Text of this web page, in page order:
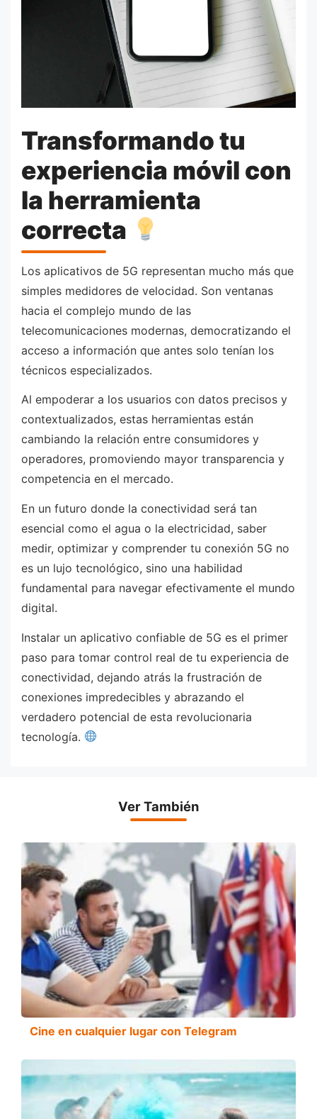
Transformando tu
experiencia móvil con
la herramienta
correcta
Los aplicativos de 5G representan mucho más que
simples medidores de velocidad. Son ventanas
hacia el complejo mundo de las
telecomunicaciones modernas, democratizando el
acceso a información que antes solo tenían los
técnicos especializados.
Al empoderar a los usuarios con datos precisos y
contextualizados, estas herramientas están
cambiando la relación entre consumidores y
operadores, promoviendo mayor transparencia y
competencia en el mercado.
En un futuro donde la conectividad será tan
esencial como el agua o la electricidad, saber
medir, optimizar y comprender tu conexión 5G no
es un lujo tecnológico, sino una habilidad
fundamental para navegar efectivamente el mundo
digital.
Instalar un aplicativo confiable de 5G es el primer
paso para tomar control real de tu experiencia de
conectividad, dejando atrás la frustración de
conexiones impredecibles y abrazando el
verdadero potencial de esta revolucionaria
tecnología.
Ver También
Cine en cualquier lugar con Telegram